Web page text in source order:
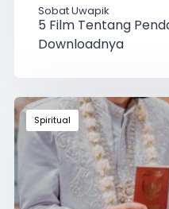
Sobat Uwapik
5 Film Tentang
Downloadnya
Spiritual